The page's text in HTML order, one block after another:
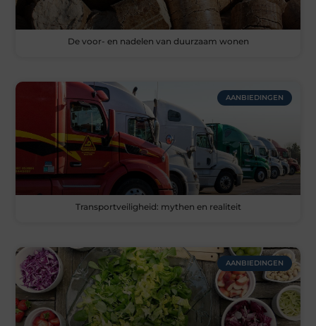
De voor- en nadelen van duurzaam wonen
AANBIEDINGEN
Transportveiligheid: mythen en realiteit
AANBIEDINGEN